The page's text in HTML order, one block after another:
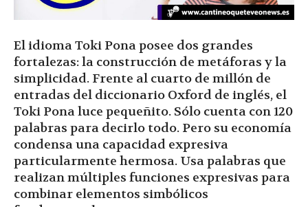
El idioma Toki Pona posee dos grandes
fortalezas: la construcción de metáforas y la
simplicidad. Frente al cuarto de millón de
entradas del diccionario Oxford de inglés, el
Toki Pona luce pequeñito. Sólo cuenta con 120
palabras para decirlo todo. Pero su economía
condensa una capacidad expresiva
particularmente hermosa. Usa palabras que
realizan múltiples funciones expresivas para
combinar elementos simbólicos